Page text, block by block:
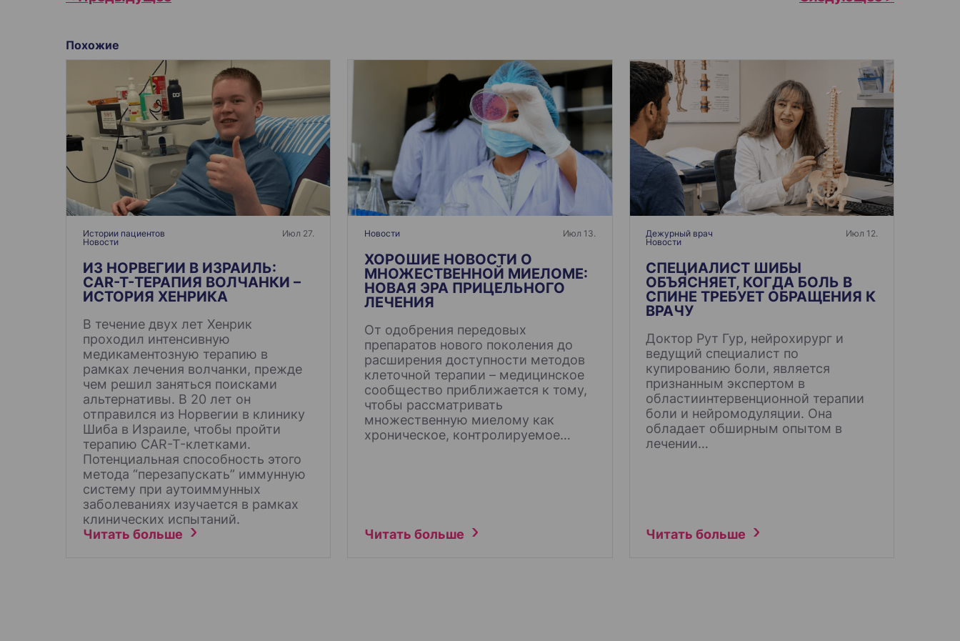
в
и
ц
и
я
п
з
Похожие
Истории пациентов
Новости
Июл 27.
ИЗ НОРВЕГИИ В ИЗРАИЛЬ:
CAR-T-ТЕРАПИЯ ВОЛЧАНКИ –
ИСТОРИЯ ХЕНРИКА
В течение двух лет Хенрик
проходил интенсивную
медикаментозную терапию в
рамках лечения волчанки, прежде
чем решил заняться поисками
альтернативы. В 20 лет он
отправился из Норвегии в клинику
Шиба в Израиле, чтобы пройти
терапию CAR-T-клетками.
Потенциальная способность этого
метода “перезапускать” иммунную
систему при аутоиммунных
заболеваниях изучается в рамках
клинических испытаний.
Читать больше
Новости Июл 13.
ХОРОШИЕ НОВОСТИ О
МНОЖЕСТВЕННОЙ МИЕЛОМЕ:
НОВАЯ ЭРА ПРИЦЕЛЬНОГО
ЛЕЧЕНИЯ
От одобрения передовых
препаратов нового поколения до
расширения доступности методов
клеточной терапии – медицинское
сообщество приближается к тому,
чтобы рассматривать
множественную миелому как
хроническое, контролируемое…
Читать больше
Дежурный врач
Новости
Июл 12.
СПЕЦИАЛИСТ ШИБЫ
ОБЪЯСНЯЕТ, КОГДА БОЛЬ В
СПИНЕ ТРЕБУЕТ ОБРАЩЕНИЯ К
ВРАЧУ
Доктор Рут Гур, нейрохирург и
ведущий специалист по
купированию боли, является
признанным экспертом в
областиинтервенционной терапии
боли и нейромодуляции. Она
обладает обширным опытом в
лечении…
Читать больше